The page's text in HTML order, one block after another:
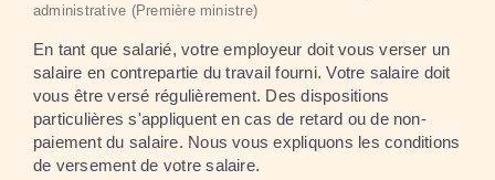
administrative (Première ministre)
En tant que salarié, votre employeur doit vous verser un
salaire en contrepartie du travail fourni. Votre salaire doit
vous être versé régulièrement. Des dispositions
particulières s'appliquent en cas de retard ou de non-
paiement du salaire. Nous vous expliquons les conditions
de versement de votre salaire.